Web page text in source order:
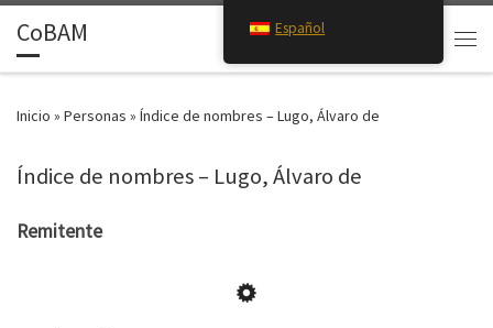
Saltar al contenido
CoBAM
Search
Inicio » Personas » Índice de nombres – Lugo, Álvaro de
Índice de nombres – Lugo, Álvaro de
Remitente
Español